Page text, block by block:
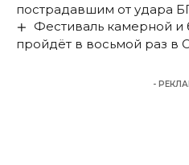
пострадавшим от удара
Фестиваль камерной и
пройдёт в восьмой раз в
-